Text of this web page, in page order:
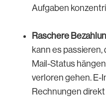
Aufgaben
Raschere
kann es passieren,
Mail-Status
verloren gehen. E-
Rechnungen